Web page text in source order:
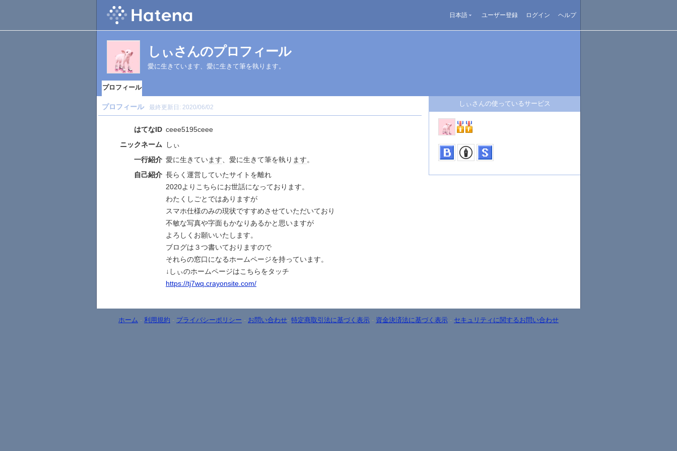
日本語 ユーザー登録 ログイン ヘルプ
しぃさんのプロフィール
愛に生きています、愛に生きて筆を執ります。
プロフィール
プロフィール 最終更新日: 2020/06/02
はてなID ceee5195ceee
ニックネーム
しぃ
一行紹介 愛に生きています、愛に生きて筆を執り ます。
自己紹介 長らく運営していたサイトを離れ
2020よりこちらにお世話になっております。
わたくしごとではありますが
スマホ仕様のみの現状ですすめさせていただいており
不敏な写真や字面もかなりあるかと思いますが
よろしくお願いいたします。
ブログは３つ書いておりますので
それらの窓口になるホームページを持っています。
↓しぃのホームページはこちらをタッチ
https://tj7wq.crayonsite.com/
しぃさんの使っているサービス
ホーム - 利用規約 - プライバシーポリシー - お問い合わせ- 特定商取引法に基づく表示 - 資金決済法に基づく表示 - セキュリティに関するお問い合わせ